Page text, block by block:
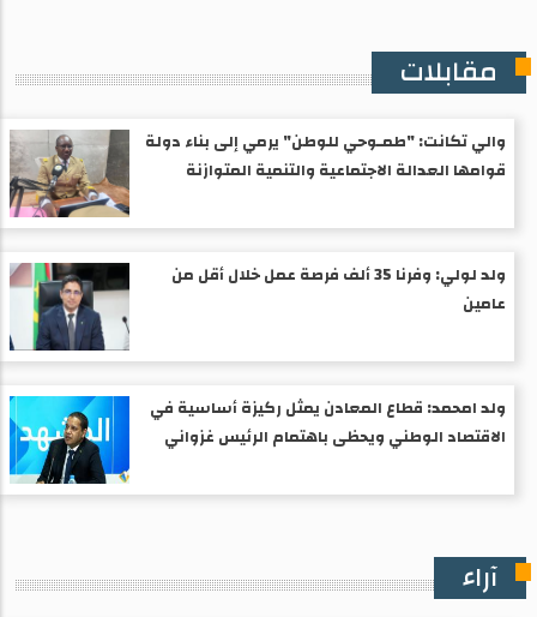
مقابلات
والي تكانت: "طمـوحي للوطن" يرمي إلى بناء دولة
قوامها العدالة الاجتماعية والتنمية المتوازنة
ولد لولي: وفرنا 35 ألف فرصة عمل خلال أقل من
عامين
ولد امحمد: قطاع المعادن يمثل ركيزة أساسية في
الاقتصاد الوطني ويحظى باهتمام الرئيس غزواني
آراء